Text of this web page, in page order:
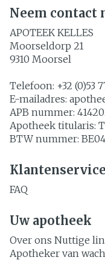
Neem contact
APOTEEK KELLES
Moorseldorp 21
9310 Moorsel
Telefoon: +32 (0)53
E-mailadres:
APB nummer:
Apotheek titularis:
BTW nummer:
Klantenservice
FAQ
Uw apotheek
Over ons Nuttige
Apotheker van